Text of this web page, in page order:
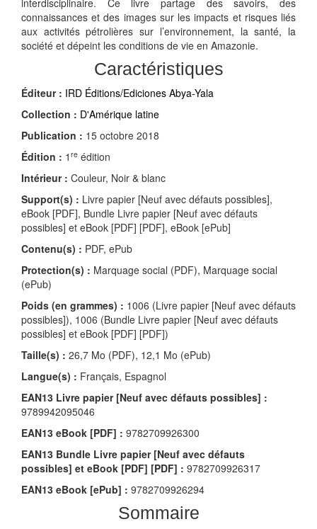
interdisciplinaire. Ce livre partage des savoirs, des
connaissances et des images sur les impacts et risques liés
aux activités pétrolières sur l’environnement, la santé, la
société et dépeint les conditions de vie en Amazonie.
Caractéristiques
Éditeur : IRD Éditions/Ediciones Abya-Yala
Collection : D'Amérique latine
Publication : 15 octobre 2018
Édition : 1 re édition
Intérieur : Couleur, Noir & blanc
Support(s) : Livre papier [Neuf avec défauts possibles],
eBook [PDF], Bundle Livre papier [Neuf avec défauts
possibles] et eBook [PDF] [PDF], eBook [ePub]
Contenu(s) : PDF, ePub
Protection(s) : Marquage social (PDF), Marquage social
(ePub)
Poids (en grammes) : 1006 (Livre papier [Neuf avec défauts
possibles]), 1006 (Bundle Livre papier [Neuf avec défauts
possibles] et eBook [PDF] [PDF])
Taille(s) : 26,7 Mo (PDF), 12,1 Mo (ePub)
Langue(s) : Français, Espagnol
EAN13 Livre papier [Neuf avec défauts possibles] :
9789942095046
EAN13 eBook [PDF] : 9782709926300
EAN13 Bundle Livre papier [Neuf avec défauts
possibles] et eBook [PDF] [PDF] : 9782709926317
EAN13 eBook [ePub] : 9782709926294
Sommaire